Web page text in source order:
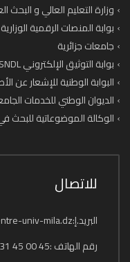
وزارة التعليم العالي و البحث
بوابة المنصات الرقمية الوزارية
جامعات جزائرية
بوابة التوثيق الإلكتروني SNDL
البوابة الوطنية للإشعار عن
الديوان الوطني للخدمات
الوكالة الموضوعاتية للبحث
للاتصال
البريد.إ:admin.site@centre-univ-mila.dz
رقم الهاتف :45 00 45 031